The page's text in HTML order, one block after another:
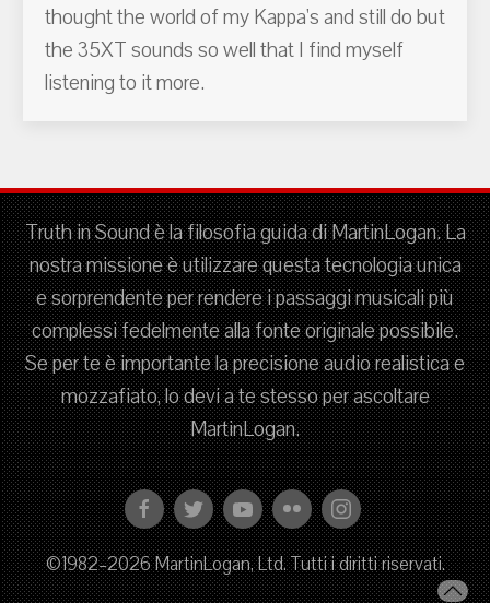
thought the world of my Kappa's and still do but
the 35XT sounds so well that I find myself
listening to it more.
Truth in Sound è la filosofia guida di MartinLogan. La
nostra missione è utilizzare questa tecnologia unica
e sorprendente per rendere i passaggi musicali più
complessi fedelmente alla fonte originale possibile.
Se per te è importante la precisione audio realistica e
mozzafiato, lo devi a te stesso per ascoltare
MartinLogan.
©1982–2026 MartinLogan, Ltd. Tutti i diritti riservati.